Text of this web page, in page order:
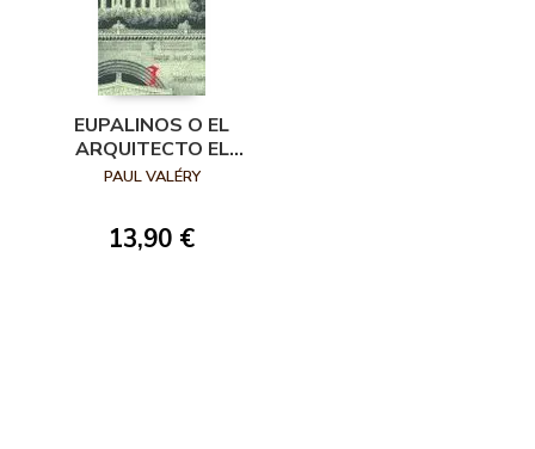
EUPALINOS O EL
ARQUITECTO EL
ALMA Y LA DANZA
PAUL VALÉRY
13,90 €